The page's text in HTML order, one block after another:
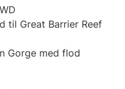
til Great Barrier Reef
Gorge med flod